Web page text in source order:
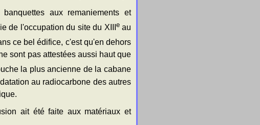
aux remaniements et
de l'occupation du site du XIII eau
ce bel édifice, c'est qu'en dehors
sont pas attestées aussi haut que
la plus ancienne de la cabane
au radiocarbone des autres
ait été faite aux matériaux et